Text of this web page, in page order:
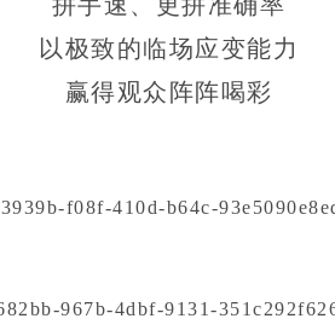
以极致的临场应变能力
赢得观众阵阵喝彩